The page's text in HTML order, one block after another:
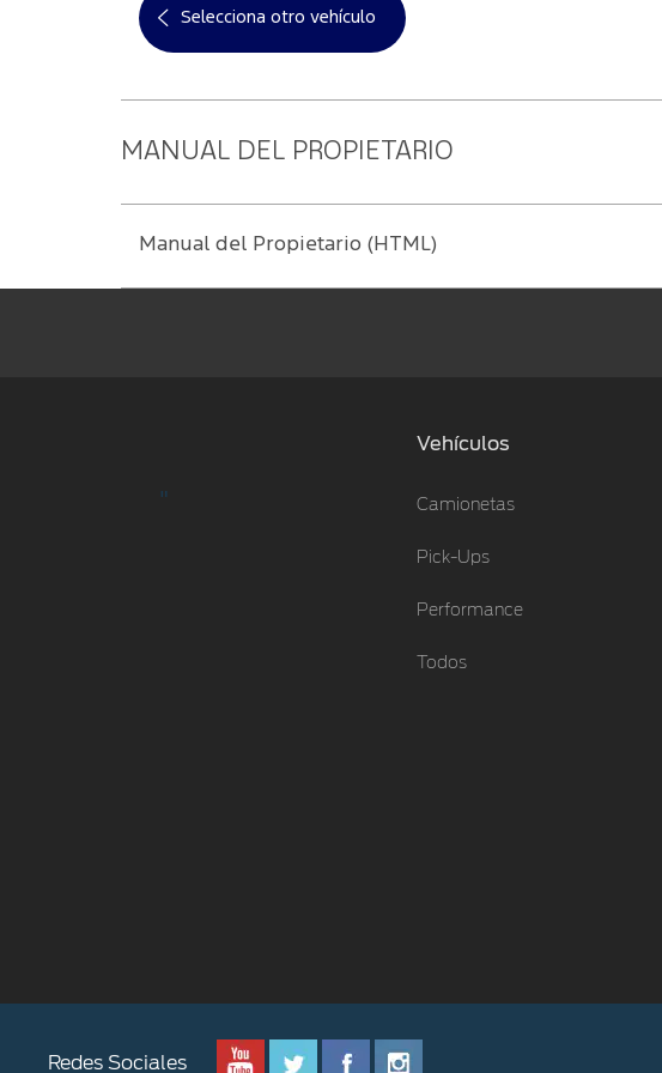
Selecciona otro vehículo
MANUAL DEL PROPIETARIO
Manual del Propietario (HTML)
"
Vehículos
Camionetas
Pick-Ups
Performance
Todos
Redes Sociales